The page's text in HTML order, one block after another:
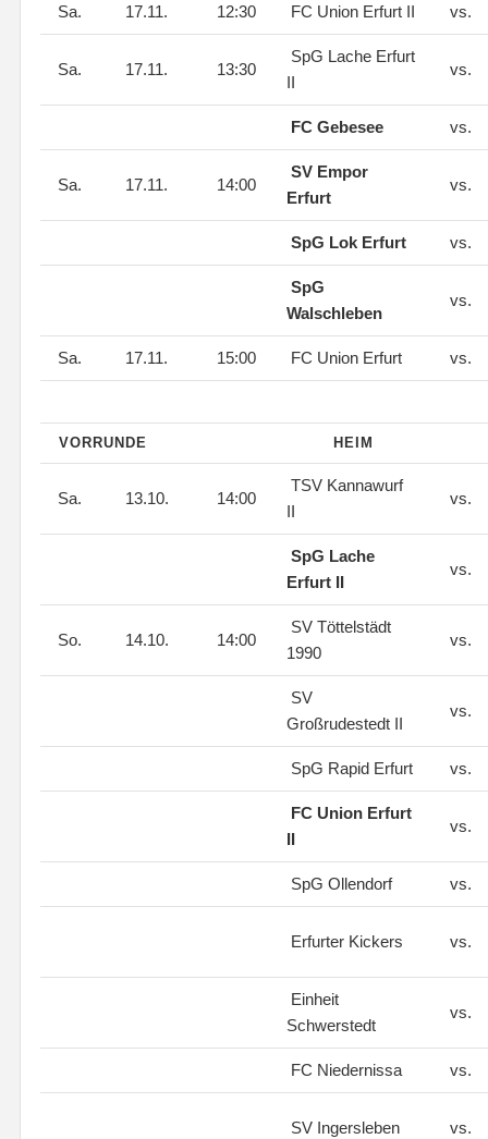
Sa. 17.11. 12:30 FC Union Erfurt II vs.
Sa. 17.11. 13:30
SpG Lache Erfurt
II
vs.
FC Gebesee vs.
Sa. 17.11. 14:00
SV Empor
Erfurt
vs.
SpG Lok Erfurt vs.
SpG
Walschleben
vs.
Sa. 17.11. 15:00 FC Union Erfurt vs.
VORRUNDE HEIM
Sa. 13.10. 14:00
TSV Kannawurf
II
vs.
SpG Lache
Erfurt II
vs.
So. 14.10. 14:00
SV Töttelstädt
1990
vs.
SV
Großrudestedt II
vs.
SpG Rapid Erfurt vs.
FC Union Erfurt
II
vs.
SpG Ollendorf vs.
Erfurter Kickers vs.
Einheit
Schwerstedt
vs.
FC Niedernissa vs.
SV Ingersleben vs.